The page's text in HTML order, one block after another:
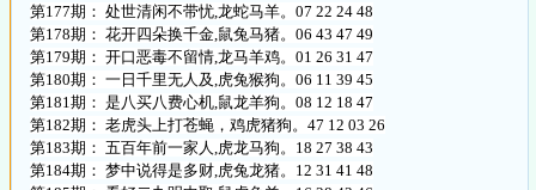
第177期： 处世清闲不带忧,龙蛇马羊。07 22 24 48
第178期： 花开四朵换千金,鼠兔马猪。06 43 47 49
第179期： 开口恶毒不留情,龙马羊鸡。01 26 31 47
第180期： 一日千里无人及,虎兔猴狗。06 11 39 45
第181期： 是八买八费心机,鼠龙羊狗。08 12 18 47
第182期： 老虎头上打苍蝇，鸡虎猪狗。47 12 03 26
第183期： 五百年前一家人,虎龙马狗。18 27 38 43
第184期： 梦中说得是多财,虎兔龙猪。12 31 41 48